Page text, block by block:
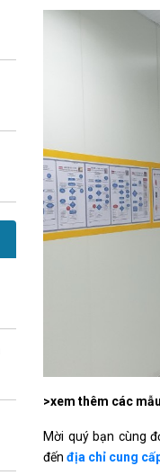
>xem thêm các mẫu
Mời quý bạn cùng
đến địa chỉ cung